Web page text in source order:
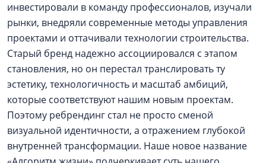
инвестировали в команду профессионалов, изучали
рынки, внедряли современные методы управления
проектами и оттачивали технологии строительства.
Старый бренд надежно ассоциировался с этапом
становления, но он перестал транслировать ту
эстетику, технологичность и масштаб амбиций,
которые соответствуют нашим новым проектам.
Поэтому ребрендинг стал не просто сменой
визуальной идентичности, а отражением глубокой
внутренней трансформации. Наше новое название